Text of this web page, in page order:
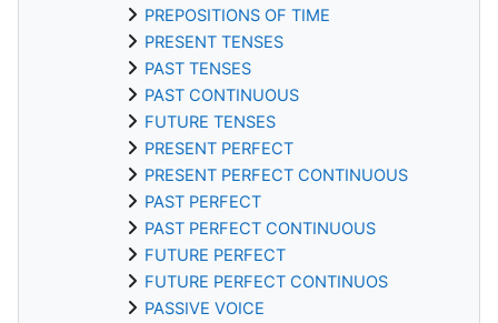
PREPOSITIONS OF TIME
PRESENT TENSES
PAST TENSES
PAST CONTINUOUS
FUTURE TENSES
PRESENT PERFECT
PRESENT PERFECT CONTINUOUS
PAST PERFECT
PAST PERFECT CONTINUOUS
FUTURE PERFECT
FUTURE PERFECT CONTINUOS
PASSIVE VOICE